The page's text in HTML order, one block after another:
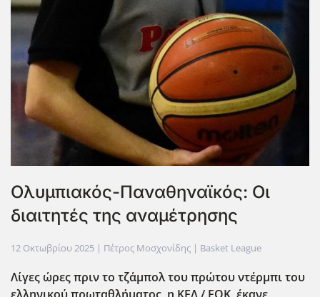
Ολυμπιακός-Παναθηναϊκός: Οι
διαιτητές της αναμέτρησης
12 Οκτωβρίου 2025 | Πέτρος Μοσχονίδης | Basket League
Λίγες ώρες πριν το τζ΄αμπολ του πρώτου ντέρμπι του